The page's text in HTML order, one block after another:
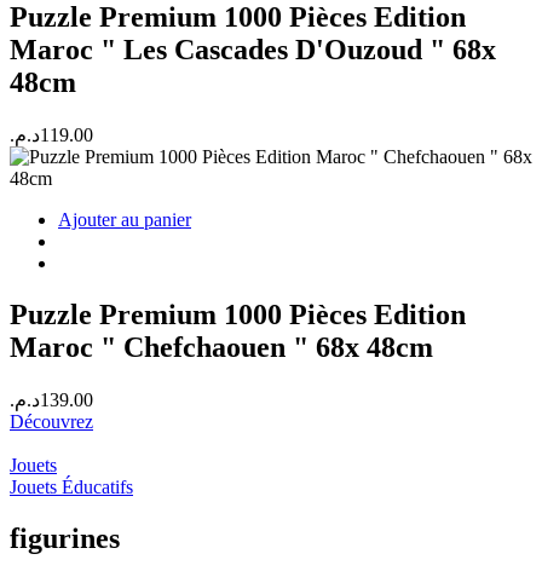
Puzzle Premium 1000 Pièces Edition
Maroc " Les Cascades D'Ouzoud " 68x
48cm
119.00د.م.
Ajouter au panier
Puzzle Premium 1000 Pièces Edition
Maroc " Chefchaouen " 68x 48cm
139.00د.م.
Découvrez
Jouets
Jouets Éducatifs
figurines